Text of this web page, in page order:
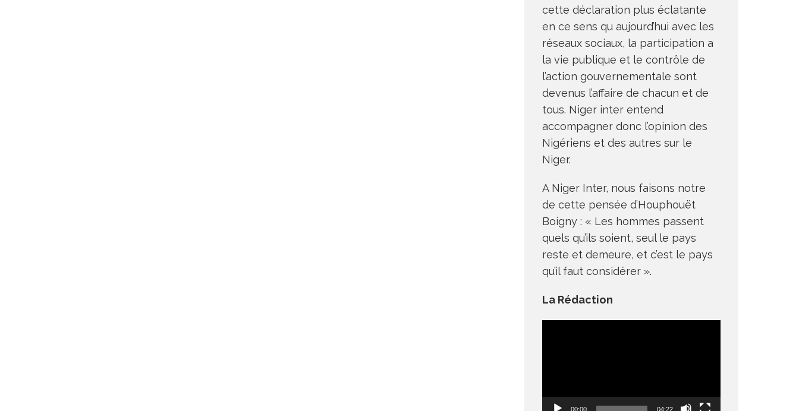
cette déclaration plus éclatante
en ce sens qu aujourd’hui avec les
réseaux sociaux, la participation a
la vie publique et le contrôle de
l’action gouvernementale sont
devenus l’affaire de chacun et de
tous. Niger inter entend
accompagner donc l’opinion des
Nigériens et des autres sur le
Niger.
A Niger Inter, nous faisons notre
de cette pensée d’Houphouët
Boigny : « Les hommes passent
quels qu’ils soient, seul le pays
reste et demeure, et c’est le pays
qu’il faut considérer ».
La Rédaction
00:00 04:22